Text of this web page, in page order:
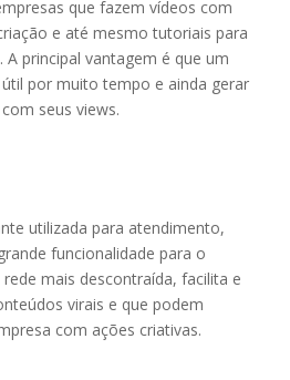
que fazem vídeos com
e até mesmo tutoriais para
A principal vantagem é que um
por muito tempo e ainda gerar
seus views.
utilizada para atendimento,
funcionalidade para o
mais descontraída, facilita e
virais e que podem
com ações criativas.